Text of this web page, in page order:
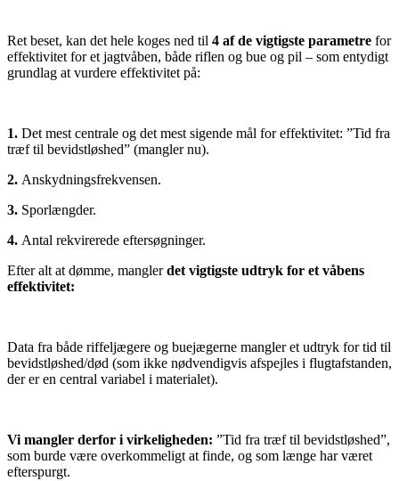
Ret beset, kan det hele koges ned til 4 af de vigtigste parametre for
effektivitet for et jagtvåben, både riflen og bue og pil – som entydigt
grundlag at vurdere effektivitet på:
1. Det mest centrale og det mest sigende mål for effektivitet: ”Tid fra
træf til bevidstløshed” (mangler nu).
2. Anskydningsfrekvensen.
3. Sporlængder.
4. Antal rekvirerede eftersøgninger.
Efter alt at dømme, manglerdet vigtigste udtryk for et våbens
effektivitet:
Data fra både riffeljægere og buejægerne mangler et udtryk for tid til
bevidstløshed/død (som ikke nødvendigvis afspejles i flugtafstanden,
der er en central variabel i materialet).
Vi mangler derfor i virkeligheden: ”Tid fra træf til bevidstløshed”,
som burde være overkommeligt at finde, og som længe har været
efterspurgt.